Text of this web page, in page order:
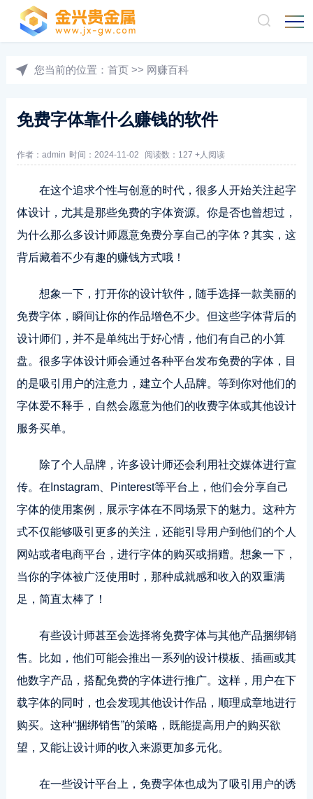
您当前的位置： 首页 >> 网赚百科
免费字体靠什么赚钱的软件
作者：admin 时间：2024-11-02 阅读数：127 +人阅读
在这个追求个性与创意的时代，很多人开始关注起字
体设计，尤其是那些免费的字体资源。你是否也曾想过，
为什么那么多设计师愿意免费分享自己的字体？其实，这
背后藏着不少有趣的赚钱方式哦！
想象一下，打开你的设计软件，随手选择一款美丽的
免费字体，瞬间让你的作品增色不少。但这些字体背后的
设计师们，并不是单纯出于好心情，他们有自己的小算
盘。很多字体设计师会通过各种平台发布免费的字体，目
的是吸引用户的注意力，建立个人品牌。等到你对他们的
字体爱不释手，自然会愿意为他们的收费字体或其他设计
服务买单。
除了个人品牌，许多设计师还会利用社交媒体进行宣
传。在Instagram、Pinterest等平台上，他们会分享自己
字体的使用案例，展示字体在不同场景下的魅力。这种方
式不仅能够吸引更多的关注，还能引导用户到他们的个人
网站或者电商平台，进行字体的购买或捐赠。想象一下，
当你的字体被广泛使用时，那种成就感和收入的双重满
足，简直太棒了！
有些设计师甚至会选择将免费字体与其他产品捆绑销
售。比如，他们可能会推出一系列的设计模板、插画或其
他数字产品，搭配免费的字体进行推广。这样，用户在下
载字体的同时，也会发现其他设计作品，顺理成章地进行
购买。这种“捆绑销售”的策略，既能提高用户的购买欲
望，又能让设计师的收入来源更加多元化。
在一些设计平台上，免费字体也成为了吸引用户的诱